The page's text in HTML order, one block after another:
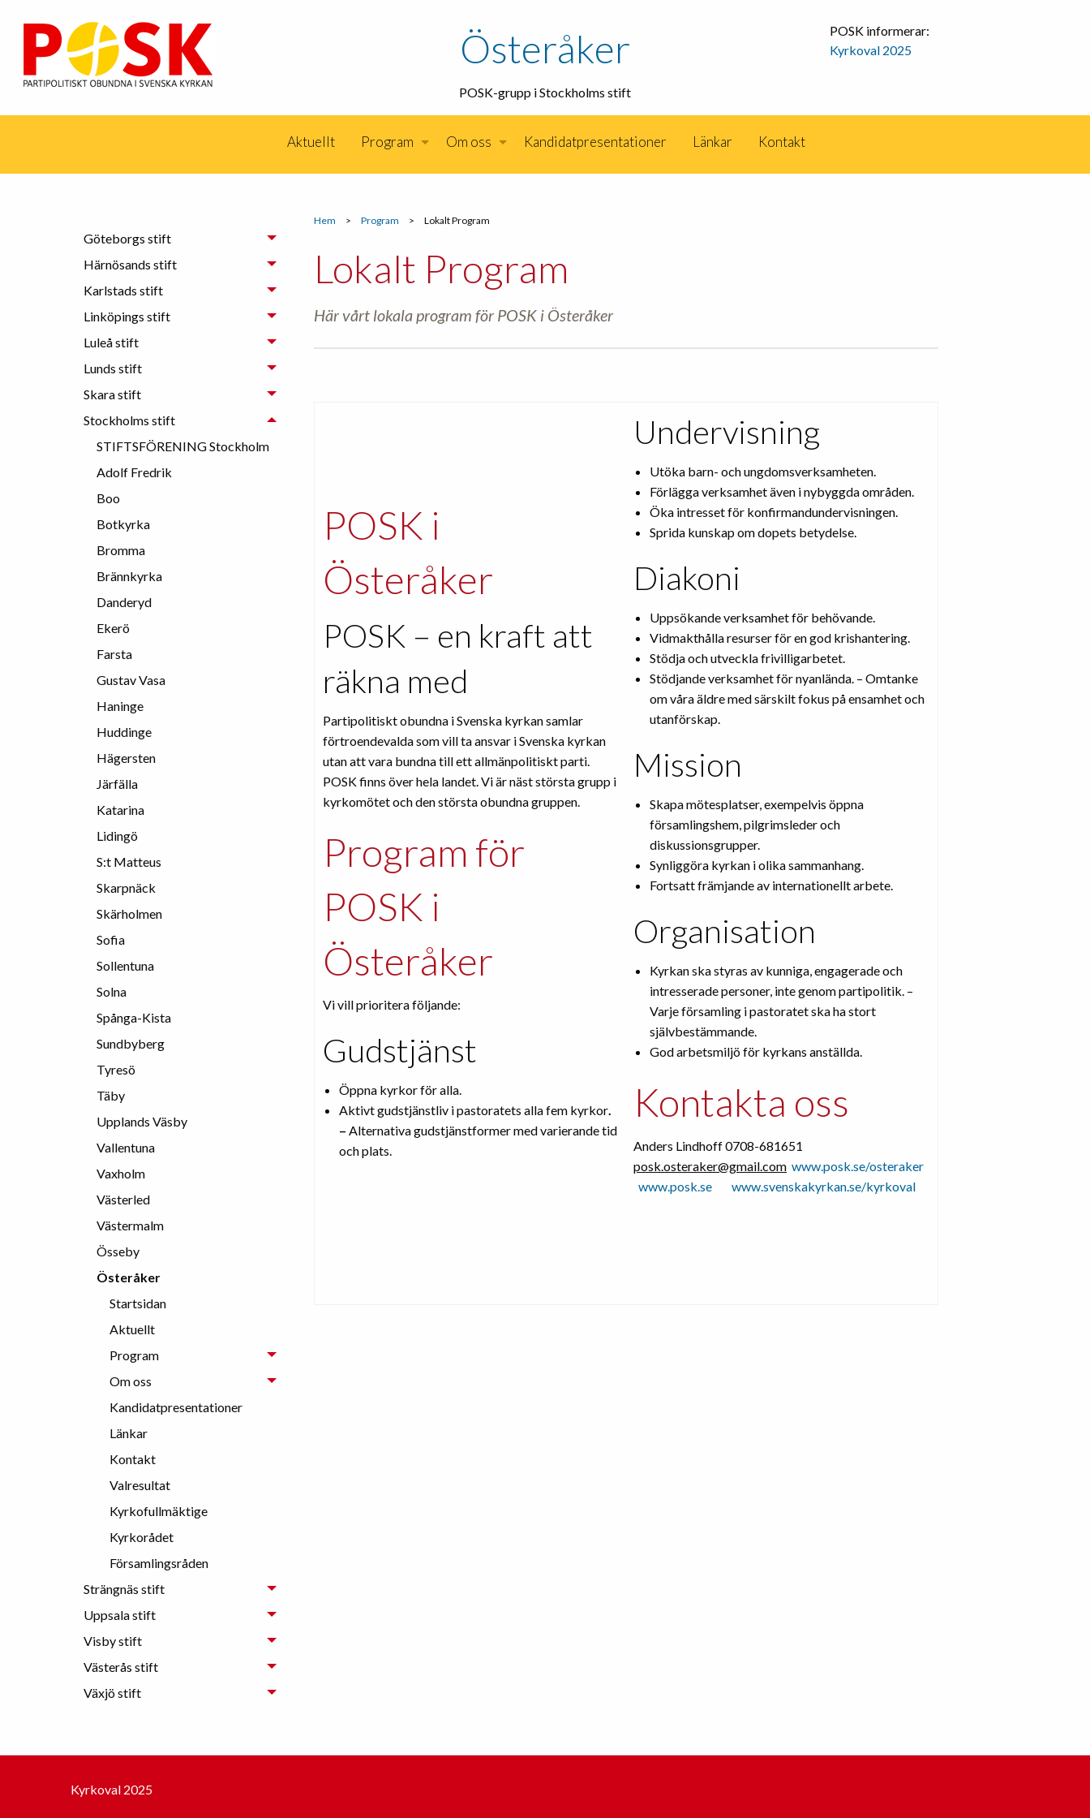
Österåker
POSK-grupp i Stockholms stift
POSK informerar:
Kyrkoval 2025
Aktuellt Program Om oss Kandidatpresentationer Länkar Kontakt
Hem > Program > Lokalt Program
Lokalt Program
Här vårt lokala program för POSK i Österåker
POSK i
Österåker
POSK – en kraft att
räkna med
Partipolitiskt obundna i Svenska kyrkan samlar
förtroendevalda som vill ta ansvar i Svenska kyrkan
utan att vara bundna till ett allmänpolitiskt parti.
POSK finns över hela landet. Vi är näst största grupp i
kyrkomötet och den största obundna gruppen.
Program för
POSK i
Österåker
Vi vill prioritera följande:
Gudstjänst
Öppna kyrkor för alla.
Aktivt gudstjänstliv i pastoratets alla fem kyrkor.
– Alternativa gudstjänstformer med varierande tid
och plats.
Undervisning
Utöka barn- och ungdomsverksamheten.
Förlägga verksamhet även i nybyggda områden.
Öka intresset för konfirmandundervisningen.
Sprida kunskap om dopets betydelse.
Diakoni
Uppsökande verksamhet för behövande.
Vidmakthålla resurser för en god krishantering.
Stödja och utveckla frivilligarbetet.
Stödjande verksamhet för nyanlända. – Omtanke
om våra äldre med särskilt fokus på ensamhet och
utanförskap.
Mission
Skapa mötesplatser, exempelvis öppna
församlingshem, pilgrimsleder och
diskussionsgrupper.
Synliggöra kyrkan i olika sammanhang.
Fortsatt främjande av internationellt arbete.
Organisation
Kyrkan ska styras av kunniga, engagerade och
intresserade personer, inte genom partipolitik. –
Varje församling i pastoratet ska ha stort
självbestämmande.
God arbetsmiljö för kyrkans anställda.
Kontakta oss
Anders Lindhoff 0708-681651
posk.osteraker@gmail.com www.posk.se/osteraker
www.posk.se
www.svenskakyrkan.se/kyrkoval
Göteborgs stift
Härnösands stift
Karlstads stift
Linköpings stift
Luleå stift
Lunds stift
Skara stift
Stockholms stift
STIFTSFÖRENING Stockholm
Adolf Fredrik
Boo
Botkyrka
Bromma
Brännkyrka
Danderyd
Ekerö
Farsta
Gustav Vasa
Haninge
Huddinge
Hägersten
Järfälla
Katarina
Lidingö
S:t Matteus
Skarpnäck
Skärholmen
Sofia
Sollentuna
Solna
Spånga-Kista
Sundbyberg
Tyresö
Täby
Upplands Väsby
Vallentuna
Vaxholm
Västerled
Västermalm
Össeby
Österåker
Startsidan
Aktuellt
Program
Om oss
Kandidatpresentationer
Länkar
Kontakt
Valresultat
Kyrkofullmäktige
Kyrkorådet
Församlingsråden
Strängnäs stift
Uppsala stift
Visby stift
Västerås stift
Växjö stift
Kyrkoval 2025